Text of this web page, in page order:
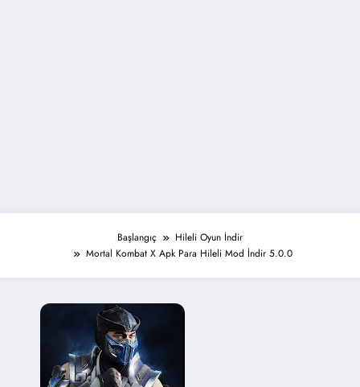
Başlangıç
Hileli Oyun İndir
Mortal Kombat X Apk Para Hileli Mod İndir 5.0.0